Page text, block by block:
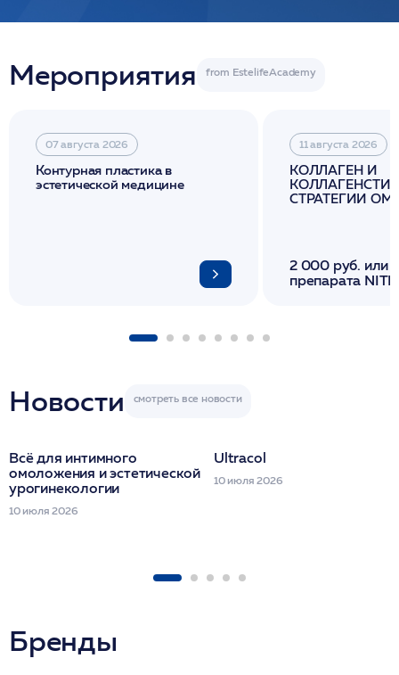
Мероприятия
07 августа 2026
Контурная пластика в
эстетической медицине
11 августа 2026
КОЛЛАГЕН И
СТРАТЕГИИ
2 000 руб. или
препарата
Новости
Всё для интимного
омоложения и эстетической
урогинекологии
10 июля 2026
Ultracol
10 июля 2026
Бренды